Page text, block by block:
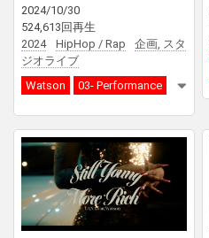
2024/10/30
524,613回再生
2024
HipHop / Rap
企画, スタ
ジオライブ
Watson
03- Performance